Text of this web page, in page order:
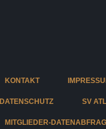
KONTAKT
DATENSCHUTZ SV
MITGLIEDER-